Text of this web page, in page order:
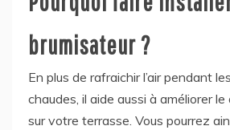
brumisateur ?
En plus de rafraichir l’air pendant
chaudes, il aide aussi à améliorer
sur votre terrasse. Vous pourrez